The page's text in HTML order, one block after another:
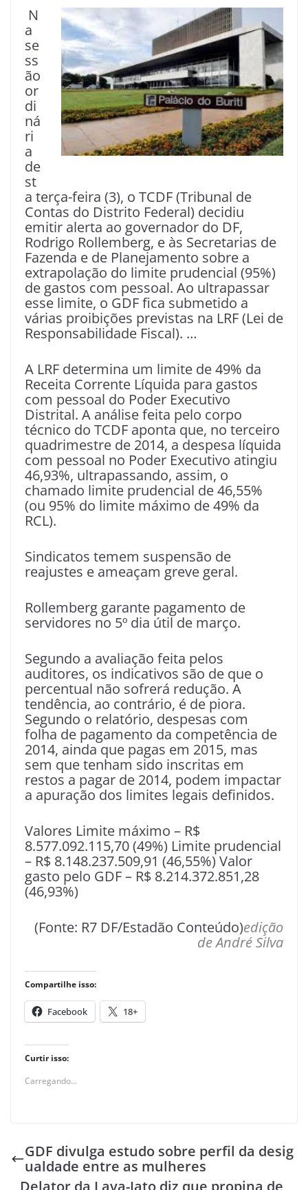
N
a
se
ss
ão
or
di
ná
ri
a
de
st
a terça-feira (3), o TCDF (Tribunal de
Contas do Distrito Federal) decidiu
emitir alerta ao governador do DF,
Rodrigo Rollemberg, e às Secretarias de
Fazenda e de Planejamento sobre a
extrapolação do limite prudencial (95%)
de gastos com pessoal. Ao ultrapassar
esse limite, o GDF fica submetido a
várias proibições previstas na LRF (Lei de
Responsabilidade Fiscal). …
A LRF determina um limite de 49% da
Receita Corrente Líquida para gastos
com pessoal do Poder Executivo
Distrital. A análise feita pelo corpo
técnico do TCDF aponta que, no terceiro
quadrimestre de 2014, a despesa líquida
com pessoal no Poder Executivo atingiu
46,93%, ultrapassando, assim, o
chamado limite prudencial de 46,55%
(ou 95% do limite máximo de 49% da
RCL).
Sindicatos temem suspensão de
reajustes e ameaçam greve geral.
Rollemberg garante pagamento de
servidores no 5º dia útil de março.
Segundo a avaliação feita pelos
auditores, os indicativos são de que o
percentual não sofrerá redução. A
tendência, ao contrário, é de piora.
Segundo o relatório, despesas com
folha de pagamento da competência de
2014, ainda que pagas em 2015, mas
sem que tenham sido inscritas em
restos a pagar de 2014, podem impactar
a apuração dos limites legais definidos.
Valores Limite máximo – R$
8.577.092.115,70 (49%) Limite prudencial
– R$ 8.148.237.509,91 (46,55%) Valor
gasto pelo GDF – R$ 8.214.372.851,28
(46,93%)
(Fonte: R7 DF/Estadão Conteúdo)edição
de André Silva
Compartilhe isso:
Facebook 18+
Curtir isso:
Carregando...
GDF divulga estudo sobre perfil da desig
ualdade entre as mulheres